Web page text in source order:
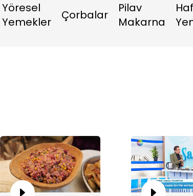
Yöresel
Yemekler
Çorbalar
Pilav
Makarna